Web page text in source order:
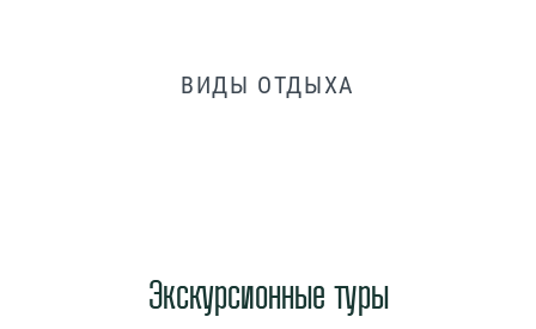
ВИДЫ ОТДЫХА
Экскурсионные туры